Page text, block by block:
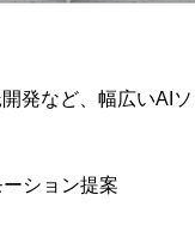
発など、幅広いAI
ーション提案